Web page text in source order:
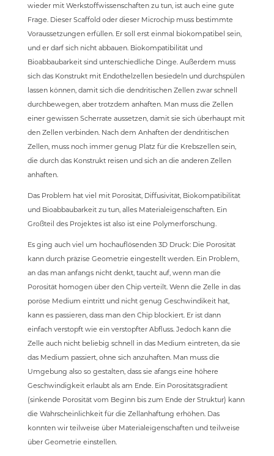
wieder mit Werkstoffwissenschaften zu tun, ist auch eine gute
Frage. Dieser Scaffold oder dieser Microchip muss bestimmte
Voraussetzungen erfüllen. Er soll erst einmal biokompatibel sein,
und er darf sich nicht abbauen. Biokompatibilität und
Bioabbaubarkeit sind unterschiedliche Dinge. Außerdem muss
sich das Konstrukt mit Endothelzellen besiedeln und durchspülen
lassen können, damit sich die dendritischen Zellen zwar schnell
durchbewegen, aber trotzdem anhaften. Man muss die Zellen
einer gewissen Scherrate aussetzen, damit sie sich überhaupt mit
den Zellen verbinden. Nach dem Anhaften der dendritischen
Zellen, muss noch immer genug Platz für die Krebszellen sein,
die durch das Konstrukt reisen und sich an die anderen Zellen
anhaften.
Das Problem hat viel mit Porosität, Diffusivität, Biokompatibilität
und Bioabbaubarkeit zu tun, alles Materialeigenschaften. Ein
Großteil des Projektes ist also ist eine Polymerforschung.
Es ging auch viel um hochauflösenden 3D Druck: Die Porosität
kann durch präzise Geometrie eingestellt werden. Ein Problem,
an das man anfangs nicht denkt, taucht auf, wenn man die
Porosität homogen über den Chip verteilt. Wenn die Zelle in das
poröse Medium eintritt und nicht genug Geschwindikeit hat,
kann es passieren, dass man den Chip blockiert. Er ist dann
einfach verstopft wie ein verstopfter Abfluss. Jedoch kann die
Zelle auch nicht beliebig schnell in das Medium eintreten, da sie
das Medium passiert, ohne sich anzuhaften. Man muss die
Umgebung also so gestalten, dass sie afangs eine höhere
Geschwindigkeit erlaubt als am Ende. Ein Porositätsgradient
(sinkende Porosität vom Beginn bis zum Ende der Struktur) kann
die Wahrscheinlichkeit für die Zellanhaftung erhöhen. Das
konnten wir teilweise über Materialeigenschaften und teilweise
über Geometrie einstellen.